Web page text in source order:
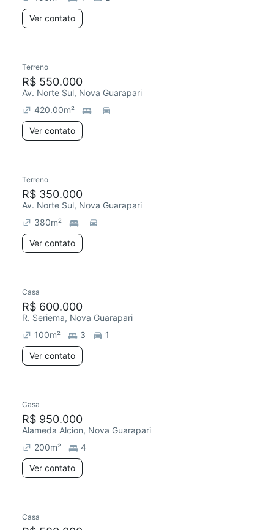
Ver contato
Terreno
R$ 550.000
Av. Norte Sul, Nova Guarapari
420.00m²
Ver contato
Terreno
R$ 350.000
Av. Norte Sul, Nova Guarapari
380m²
Ver contato
Casa
R$ 600.000
R. Seriema, Nova Guarapari
100m² 3
1
Ver contato
Casa
R$ 950.000
Alameda Alcion, Nova Guarapari
200m²
4
Ver contato
Casa